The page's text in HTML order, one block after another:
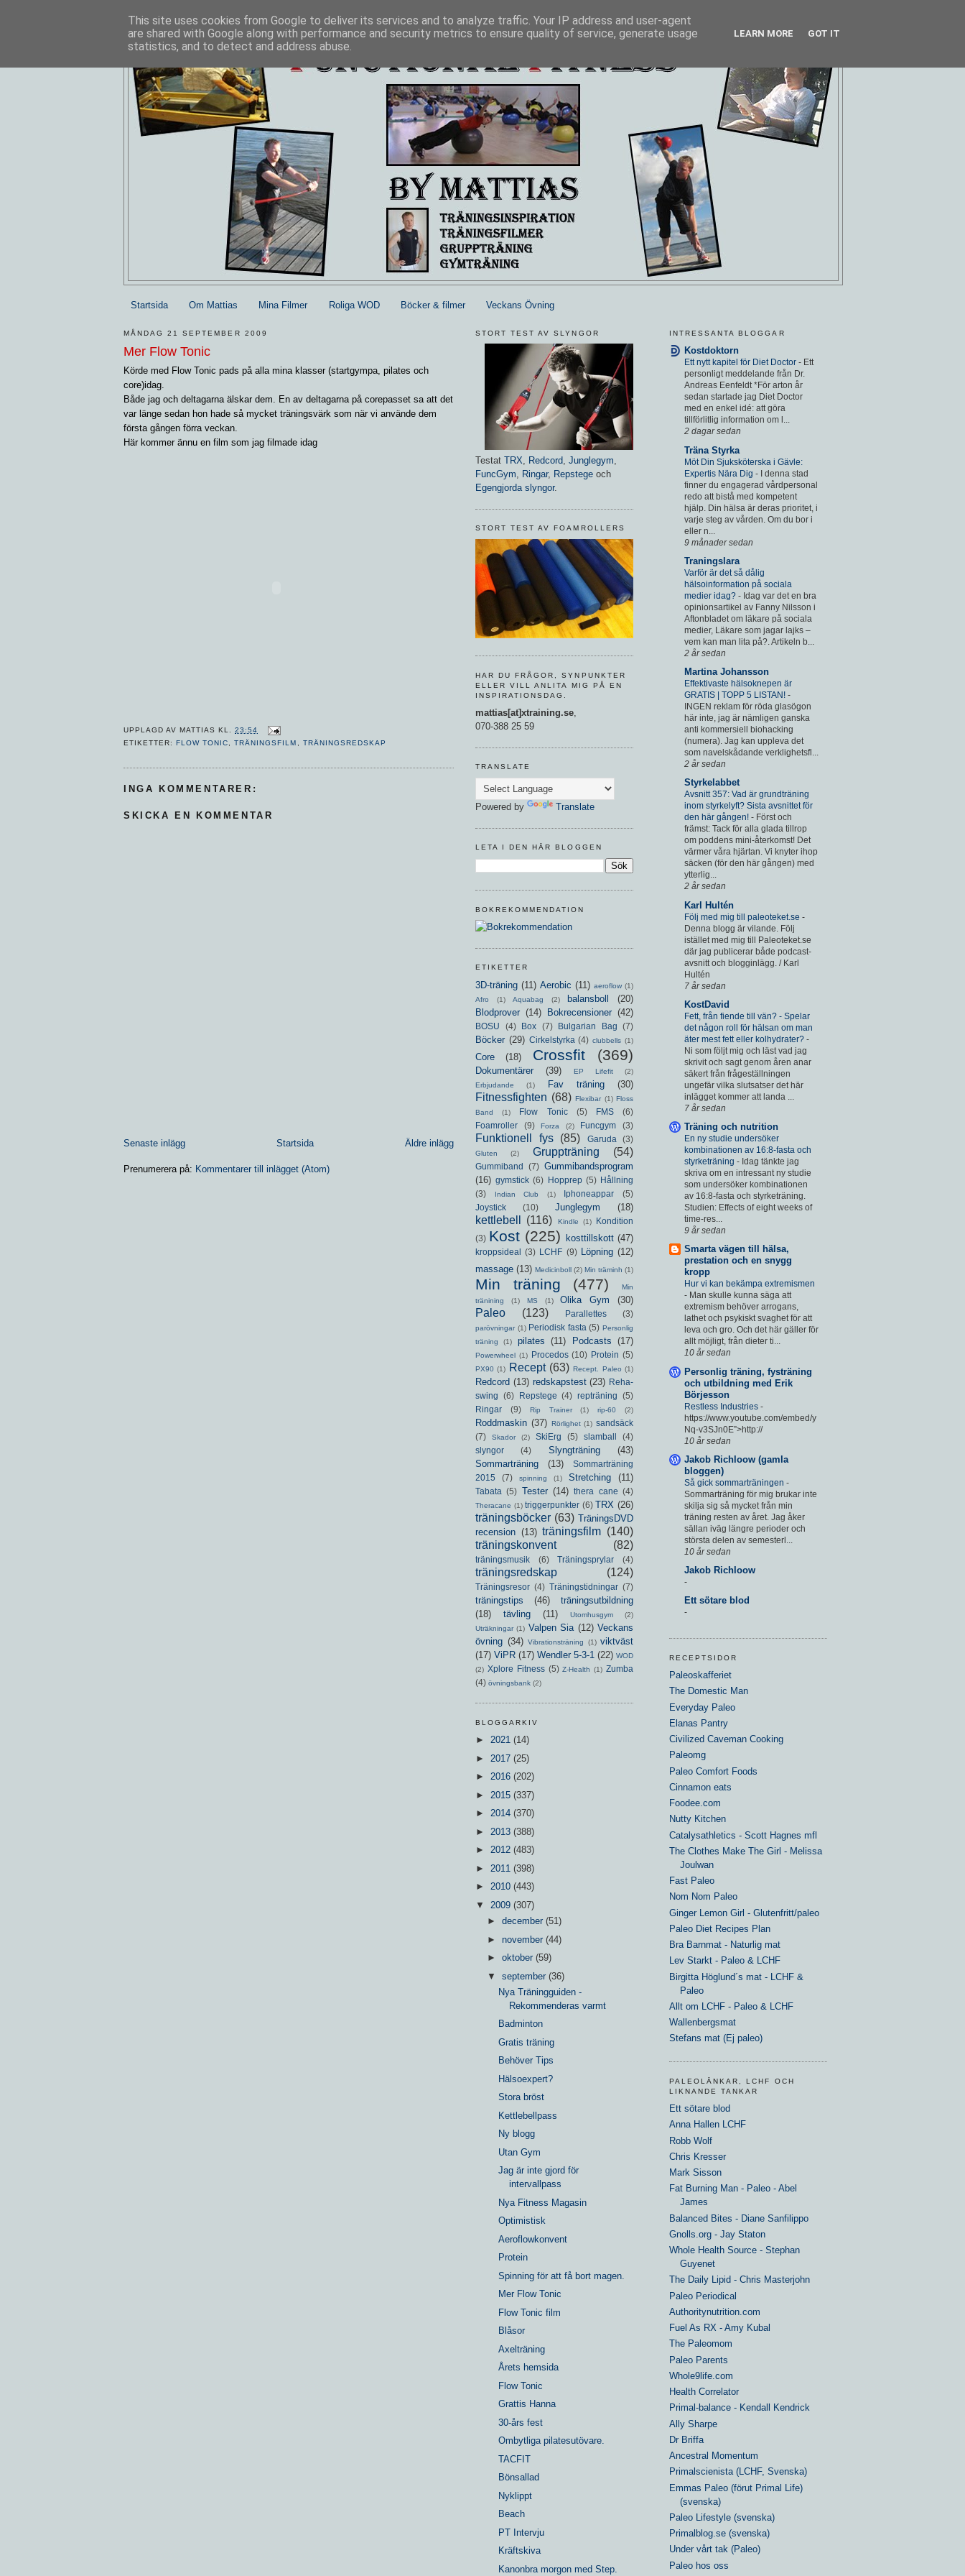
Startsida Om Mattias Mina Filmer Roliga WOD Böcker & filmer Veckans Övning
MÅNDAG 21 SEPTEMBER 2009
Mer Flow Tonic
Körde med Flow Tonic pads på alla mina klasser (startgympa, pilates och
core)idag.
Både jag och deltagarna älskar dem. En av deltagarna på corepasset sa att det
var länge sedan hon hade så mycket träningsvärk som när vi använde dem
första gången förra veckan.
Här kommer ännu en film som jag filmade idag
UPPLAGD AVMATTIAS KL.23:54
ETIKETTER:FLOW TONIC ,TRÄNINGSFILM TRÄNINGSREDSKAP
INGA KOMMENTARER:
SKICKA EN KOMMENTAR
Senaste inlägg Äldre inlägg
Startsida
Prenumerera på: Kommentarer till inlägget (Atom)
INTRESSANTA BLOGGAR
Kostdoktorn
Ett nytt kapitel för Diet Doctor - Ett
personligt meddelande från Dr.
Andreas Eenfeldt *För arton år
sedan startade jag Diet Doctor
med en enkel idé: att göra
tillförlitlig information om l...
2 dagar sedan
Träna Styrka
Möt Din Sjuksköterska i Gävle:
Expertis Nära Dig - I denna stad
finner du engagerad vårdpersonal
redo att bistå med kompetent
hjälp. Din hälsa är deras prioritet, i
varje steg av vården. Om du bor i
eller n...
9 månader sedan
Traningslara
Varför är det så dålig
hälsoinformation på sociala
medier idag? - Idag var det en bra
opinionsartikel av Fanny Nilsson i
Aftonbladet om läkare på sociala
medier, Läkare som jagar lajks –
vem kan man lita på?. Artikeln b...
2 år sedan
Martina Johansson
Effektivaste hälsoknepen är
GRATIS | TOPP 5 LISTAN! -
INGEN reklam för röda glasögon
här inte, jag är nämligen ganska
anti kommersiell biohacking
(numera). Jag kan uppleva det
som navelskådande verklighetsfl...
2 år sedan
Styrkelabbet
Avsnitt 357: Vad är grundträning
inom styrkelyft? Sista avsnittet för
den här gången! - Först och
främst: Tack för alla glada tillrop
om poddens mini-återkomst! Det
värmer våra hjärtan. Vi knyter ihop
säcken (för den här gången) med
ytterlig...
2 år sedan
Karl Hultén
Följ med mig till paleoteket.se -
Denna blogg är vilande. Följ
istället med mig till Paleoteket.se
där jag publicerar både podcast-
avsnitt och blogginlägg. / Karl
Hultén
7 år sedan
KostDavid
Fett, från fiende till vän? - Spelar
det någon roll för hälsan om man
äter mest fett eller kolhydrater? -
Ni som följt mig och läst vad jag
skrivit och sagt genom åren anar
säkert från frågeställningen
ungefär vilka slutsatser det här
inlägget kommer att landa ...
7 år sedan
Träning och nutrition
En ny studie undersöker
kombinationen av 16:8-fasta och
styrketräning - Idag tänkte jag
skriva om en intressant ny studie
som undersöker kombinationen
av 16:8-fasta och styrketräning.
Studien: Effects of eight weeks of
time-res...
9 år sedan
Smarta vägen till hälsa,
prestation och en snygg
kropp
Hur vi kan bekämpa extremismen
- Man skulle kunna säga att
extremism behöver arrogans,
lathet och psykiskt svaghet för att
leva och gro. Och det här gäller för
allt möjligt, från dieter ti...
10 år sedan
Personlig träning, fysträning
och utbildning med Erik
Börjesson
Restless Industries -
https://www.youtube.com/embed/y
Nq-v3SJn0E”>http://
10 år sedan
Jakob Richloow (gamla
bloggen)
Så gick sommarträningen -
Sommarträning för mig brukar inte
skilja sig så mycket från min
träning resten av året. Jag åker
sällan iväg längre perioder och
största delen av semesterl...
10 år sedan
Jakob Richloow
-
Ett sötare blod
-
RECEPTSIDOR
Paleoskafferiet
The Domestic Man
Everyday Paleo
Elanas Pantry
Civilized Caveman Cooking
Paleomg
Paleo Comfort Foods
Cinnamon eats
Foodee.com
Nutty Kitchen
Catalysathletics - Scott Hagnes mfl
The Clothes Make The Girl - Melissa
Joulwan
Fast Paleo
Nom Nom Paleo
Ginger Lemon Girl - Glutenfritt/paleo
Paleo Diet Recipes Plan
Bra Barnmat - Naturlig mat
Lev Starkt - Paleo & LCHF
Birgitta Höglund´s mat - LCHF &
Paleo
Allt om LCHF - Paleo & LCHF
Wallenbergsmat
Stefans mat (Ej paleo)
PALEOLÄNKAR, LCHF OCH
LIKNANDE TANKAR
Ett sötare blod
Anna Hallen LCHF
Robb Wolf
Chris Kresser
Mark Sisson
Fat Burning Man - Paleo - Abel
James
Balanced Bites - Diane Sanfilippo
Gnolls.org - Jay Staton
Whole Health Source - Stephan
Guyenet
The Daily Lipid - Chris Masterjohn
Paleo Periodical
Authoritynutrition.com
Fuel As RX - Amy Kubal
The Paleomom
Paleo Parents
Whole9life.com
Health Correlator
Primal-balance - Kendall Kendrick
Ally Sharpe
Dr Briffa
Ancestral Momentum
Primalscienista (LCHF, Svenska)
Emmas Paleo (förut Primal Life)
(svenska)
Paleo Lifestyle (svenska)
Primalblog.se (svenska)
Under vårt tak (Paleo)
Paleo hos oss
STORT TEST AV SLYNGOR
Testat TRX, Redcord, Junglegym,
FuncGym, Ringar, Repstege och
Egengjorda slyngor.
STORT TEST AV FOAMROLLERS
HAR DU FRÅGOR, SYNPUNKTER
ELLER VILL ANLITA MIG PÅ EN
INSPIRATIONSDAG.
mattias[at]xtraining.se,
070-388 25 59
TRANSLATE
Powered by Translate
LETA I DEN HÄR BLOGGEN
BOKREKOMMENDATION
ETIKETTER
3D-träning (11) Aerobic (11) aeroflow (1)
Afro
(1) Aquabag (2) balansboll
(20)
Blodprover (14) Bokrecensioner (42)
BOSU (4) Box (7) Bulgarian Bag (7)
Böcker (29) Cirkelstyrka (4) clubbells (1)
Core (18) Crossfit (369)
Dokumentärer (39) EP Lifefit
(2)
Erbjudande
(1) Fav träning (30)
Fitnessfighten (68) Flexibar (1) Floss
Band
(1) Flow Tonic (5) FMS
(6)
Foamroller
(9) Forza (2) Funcgym (3)
Funktionell fys (85) Garuda (3)
Gluten (2) Gruppträning (54)
Gummiband (7) Gummibandsprogram
(16) gymstick (6) Hopprep (5) Hållning
(3)
Indian Club (1) Iphoneappar
(5)
Joystick
(10) Junglegym (18)
kettlebell (116) Kindle (1)
Kondition
(3) Kost (225) kosttillskott (47)
kroppsideal (3) LCHF (9) Löpning (12)
massage (13) Medicinboll (2) Min träminh (1)
Min träning (477)
Min
tränining
(1) MS (1) Olika Gym (30)
Paleo (123) Parallettes (3)
parövningar (1) Periodisk fasta (5) Personlig
träning
(1) pilates (11) Podcasts (17)
Powerwheel (1) Procedos (10) Protein (5)
PX90 (1) Recept (63) Recept. Paleo (1)
Redcord (13) redskapstest (23) Reha-
swing
(6) Repstege (4) repträning
(5)
Ringar
(9) Rip Trainer (1) rip-60 (2)
Roddmaskin (37) Rörlighet (1) sandsäck
(7)
Skador (2) SkiErg (5) slamball
(4)
slyngor
(4) Slyngträning
(43)
Sommarträning
(13)
Sommarträning
2015
(7) spinning (1) Stretching (11)
Tabata (5) Tester (14) thera cane (4)
Theracane (1) triggerpunkter (6) TRX (26)
träningsböcker (63) TräningsDVD
recension (13) träningsfilm (140)
träningskonvent
(82)
träningsmusik (6) Träningsprylar (4)
träningsredskap (124)
Träningsresor (4) Träningstidningar (7)
träningstips (46)
träningsutbildning
(18)
tävling (11) Utomhusgym
(2)
Uträkningar (1) Valpen Sia (12) Veckans
övning (34) Vibrationsträning (1) viktväst
(17) ViPR (17) Wendler 5-3-1 (22) WOD
(2) Xplore Fitness (5) Z-Health (1) Zumba
(4) övningsbank (2)
BLOGGARKIV
► 2021 (14)
► 2017 (25)
► 2016 (202)
► 2015 (337)
► 2014 (370)
► 2013 (388)
► 2012 (483)
► 2011 (398)
► 2010 (443)
▼ 2009 (307)
► december (51)
► november (44)
► oktober (59)
▼ september (36)
Nya Träningguiden -
Rekommenderas varmt
Badminton
Gratis träning
Behöver Tips
Hälsoexpert?
Stora bröst
Kettlebellpass
Ny blogg
Utan Gym
Jag är inte gjord för
intervallpass
Nya Fitness Magasin
Optimistisk
Aeroflowkonvent
Protein
Spinning för att få bort magen.
Mer Flow Tonic
Flow Tonic film
Blåsor
Axelträning
Årets hemsida
Flow Tonic
Grattis Hanna
30-års fest
Ombytliga pilatesutövare.
TACFIT
Bönsallad
Nyklippt
Beach
PT Intervju
Kräftskiva
Kanonbra morgon med Step.
This site uses cookies from Google to deliver its services and to analyze traffic. Your IP address and user-agent
are shared with Google along with performance and security metrics to ensure quality of service, generate usage
statistics, and to detect and address abuse.
LEARN MORE GOT IT